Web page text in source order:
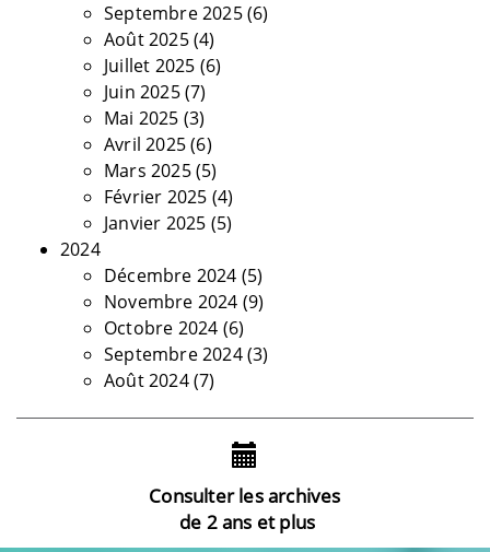
Septembre 2025(6)
Août 2025(4)
Juillet 2025 (6)
Juin 2025(7)
Mai 2025 (3)
Avril 2025(6)
Mars 2025(5)
Février 2025 (4)
Janvier 2025 (5)
2024
Décembre 2024 (5)
Novembre 2024 (9)
Octobre 2024 (6)
Septembre 2024(3)
Août 2024(7)
Consulter les archives
de 2 ans et plus